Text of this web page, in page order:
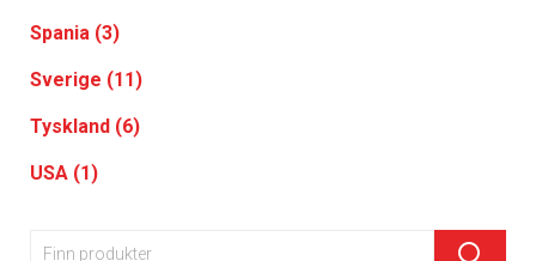
Spania (3)
Sverige (11)
Tyskland (6)
USA (1)